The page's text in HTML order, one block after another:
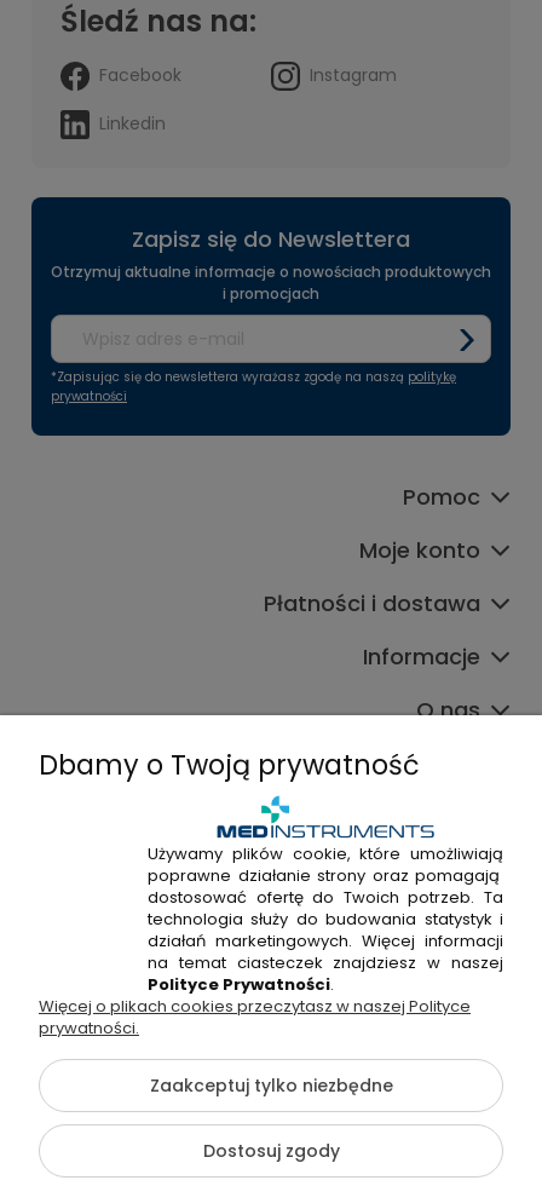
Śledź nas na:
Facebook
Instagram
Linkedin
Zapisz się do Newslettera
Otrzymuj aktualne informacje o nowościach produktowych
i promocjach
*Zapisując się do newslettera wyrażasz zgodę na naszą politykę
prywatności
Pomoc
Moje konto
Płatności i dostawa
Informacje
O nas
+48 720 915 338
+48 22 298 53 38
Napisz do nas!
Hossa Medical Sp. z o. o. | ul. Kryształowa 33A, 01-356
Warszawa, woj. mazowieckie | NIP: 7010404814, REGON:
146982576, KRS: 0000491265
©2026 Wszelkie Prawa Zastrzeżone | medinstruments.pl
Dbamy o Twoją prywatność
Używamy plików cookie, które umożliwiają
poprawne działanie strony oraz pomagają
dostosować ofertę do Twoich potrzeb. Ta
technologia służy do budowania statystyk i
działań marketingowych. Więcej informacji
na temat ciasteczek znajdziesz w naszej
Polityce Prywatności.
Więcej o plikach cookies przeczytasz w naszej Polityce
prywatności.
Zaakceptuj tylko niezbędne
Dostosuj zgody